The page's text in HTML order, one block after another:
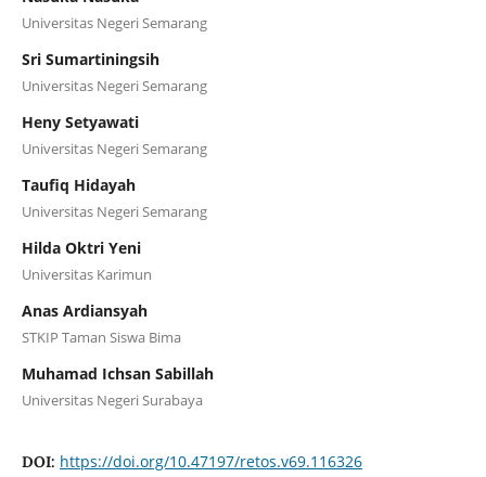
Universitas Negeri Semarang
Sri Sumartiningsih
Universitas Negeri Semarang
Heny Setyawati
Universitas Negeri Semarang
Taufiq Hidayah
Universitas Negeri Semarang
Hilda Oktri Yeni
Universitas Karimun
Anas Ardiansyah
STKIP Taman Siswa Bima
Muhamad Ichsan Sabillah
Universitas Negeri Surabaya
DOI: https://doi.org/10.47197/retos.v69.116326